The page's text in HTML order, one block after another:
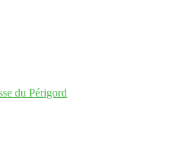
du Périgord